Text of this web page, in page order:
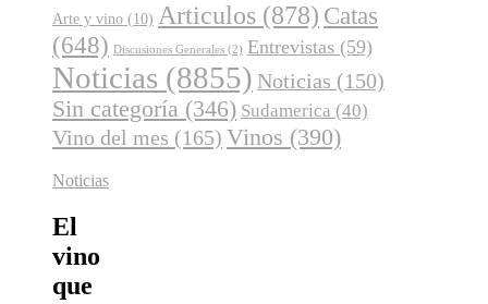
Arte y vino (10) Articulos (878) Catas
(648) Discusiones Generales (2) Entrevistas (59)
Noticias (8855) Noticias (150)
Sin categoría (346) Sudamerica (40)
Vino del mes (165) Vinos (390)
Noticias
El
vino
que